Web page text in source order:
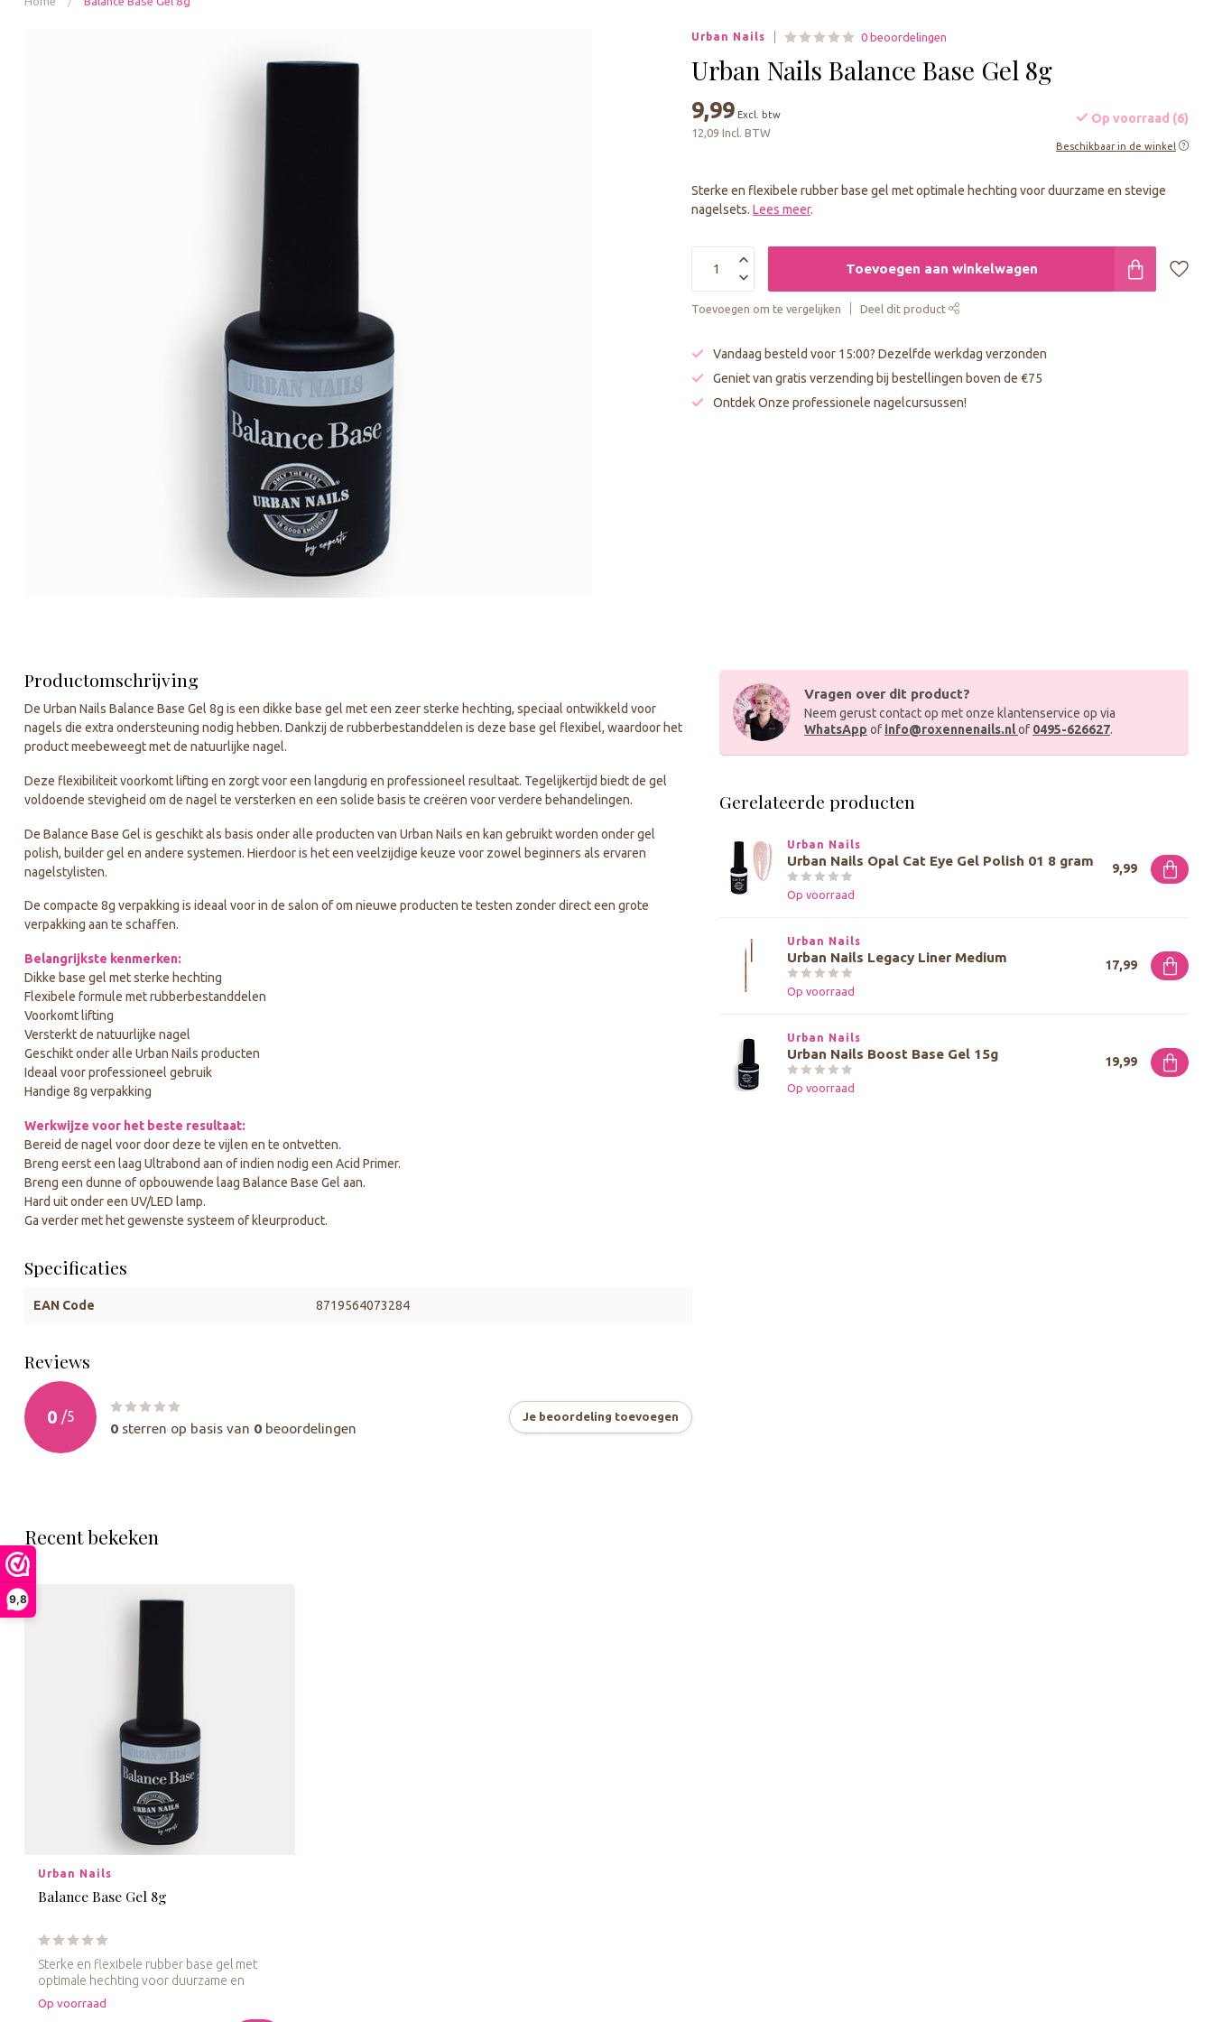
9,8
Urban Nails 0 beoordelingen
Urban Nails Balance Base Gel 8g
9,99 Excl. btw
12,09 Incl. BTW
Op voorraad (6)
Beschikbaar in de winkel
Sterke en flexibele rubber base gel met optimale hechting voor duurzame en stevige
nagelsets.Lees meer.
Toevoegen aan winkelwagen
Toevoegen om te vergelijken Deel dit product
Vandaag besteld voor 15:00? Dezelfde werkdag verzonden
Geniet van gratis verzending bij bestellingen boven de €75
Ontdek Onze professionele nagelcursussen!
Productomschrijving
De Urban Nails Balance Base Gel 8g is een dikke base gel met een zeer sterke hechting, speciaal ontwikkeld voor
nagels die extra ondersteuning nodig hebben. Dankzij de rubberbestanddelen is deze base gel flexibel, waardoor het
product meebeweegt met de natuurlijke nagel.
Deze flexibiliteit voorkomt lifting en zorgt voor een langdurig en professioneel resultaat. Tegelijkertijd biedt de gel
voldoende stevigheid om de nagel te versterken en een solide basis te creëren voor verdere behandelingen.
De Balance Base Gel is geschikt als basis onder alle producten van Urban Nails en kan gebruikt worden onder gel
polish, builder gel en andere systemen. Hierdoor is het een veelzijdige keuze voor zowel beginners als ervaren
nagelstylisten.
De compacte 8g verpakking is ideaal voor in de salon of om nieuwe producten te testen zonder direct een grote
verpakking aan te schaffen.
Belangrijkste kenmerken:
Dikke base gel met sterke hechting
Flexibele formule met rubberbestanddelen
Voorkomt lifting
Versterkt de natuurlijke nagel
Geschikt onder alle Urban Nails producten
Ideaal voor professioneel gebruik
Handige 8g verpakking
Werkwijze voor het beste resultaat:
Bereid de nagel voor door deze te vijlen en te ontvetten.
Breng eerst een laag Ultrabond aan of indien nodig een Acid Primer.
Breng een dunne of opbouwende laag Balance Base Gel aan.
Hard uit onder een UV/LED lamp.
Ga verder met het gewenste systeem of kleurproduct.
Specificaties
EAN Code 8719564073284
Reviews
0 /5
0 sterren op basis van 0 beoordelingen
Je beoordeling toevoegen
Vragen over dit product?
Neem gerust contact op met onze klantenservice op via
WhatsApp of info@roxennenails.nlof 0495-626627.
Gerelateerde producten
Urban Nails
Urban Nails Opal Cat Eye Gel Polish 01 8 gram
Op voorraad
9,99
Urban Nails
Urban Nails Legacy Liner Medium
Op voorraad
17,99
Urban Nails
Urban Nails Boost Base Gel 15g
Op voorraad
19,99
Recent bekeken
Urban Nails
Balance Base Gel 8g
Sterke en flexibele rubber base gel met
optimale hechting voor duurzame en
stevi...
Op voorraad